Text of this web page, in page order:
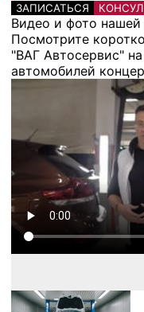
ЗАПИСАТЬСЯ
Видео и фото нашей
Посмотрите
"ВАГ Автосервис"
автомобилей